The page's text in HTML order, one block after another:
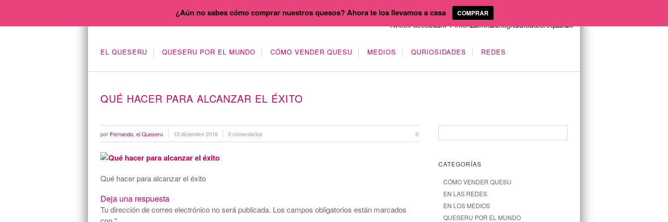
EL QUESERU QUESERU POR EL MUNDO CÓMO VENDER QUESU MEDIOS QURIOSIDADES REDES
QUÉ HACER PARA ALCANZAR EL ÉXITO
por Fernando, el Queseru 13 diciembre 2016 0 comentarios 0
Qué hacer para alcanzar el éxito
Deja una respuesta
Tu dirección de correo electrónico no será publicada. Los campos obligatorios están marcados
CATEGORÍAS
CÓMO VENDER QUESU
EN LAS REDES
EN LOS MEDIOS
QUESERU POR EL MUNDO
¿Aún no sabes cómo comprar nuestros quesos? Ahora te los llevamos a casa COMPRAR